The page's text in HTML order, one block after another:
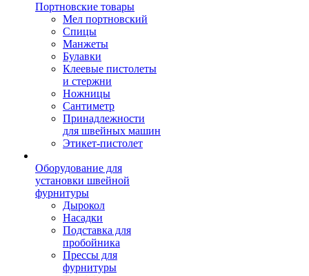
Портновские товары
Мел портновский
Спицы
Манжеты
Булавки
Клеевые пистолеты
и стержни
Ножницы
Сантиметр
Принадлежности
для швейных машин
Этикет-пистолет
Оборудование для
установки швейной
фурнитуры
Дырокол
Насадки
Подставка для
пробойника
Прессы для
фурнитуры